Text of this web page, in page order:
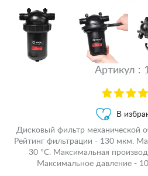
Артикул :
В
Дисковый фильтр механической
Рейтинг фильтрации - 130 мкм.
30 °С. Максимальная
Максимальное давление -